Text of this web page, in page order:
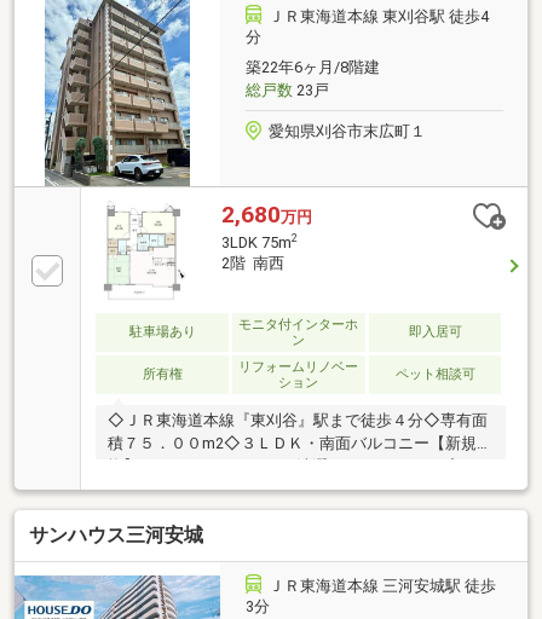
と通勤通学に便利です。■スーパー、ドラックストア
など周辺施設が充実しており、利便性が高い立地で
す。他にもオススメがいっぱい！お気軽にお問い合わ
せください。
ＪＲ東海道本線 東刈谷駅 徒歩4
分
築22年6ヶ月/8階建
総戸数23戸
愛知県刈谷市末広町１
2,680万円
3LDK 75m2
2階 南西
駐車場あり
モニタ付インターホ
ン
即入居可
所有権
リフォームリノベー
ション
ペット相談可
◇ＪＲ東海道本線『東刈谷』駅まで徒歩４分◇専有面
積７５．００m2◇３ＬＤＫ・南面バルコニー【新規交
ト・フットライト・ダウンライト・各部屋照明器具・
２４時間換気システム・トイレ洗浄便座・浴室折戸交
換・浴室鏡交換【張替】・全室の壁、天井のクロス・
トイレ、洗面室のクッションフロア【その他】・収納
部分金具取替・浴室床磨き・建具補修・浴室鏡研磨
サンハウス三河安城
ＪＲ東海道本線 三河安城駅 徒歩
3分